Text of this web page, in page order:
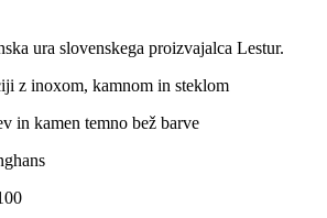
ura slovenskega proizvajalca Lestur.
z inoxom, kamnom in steklom
in kamen temno bež barve